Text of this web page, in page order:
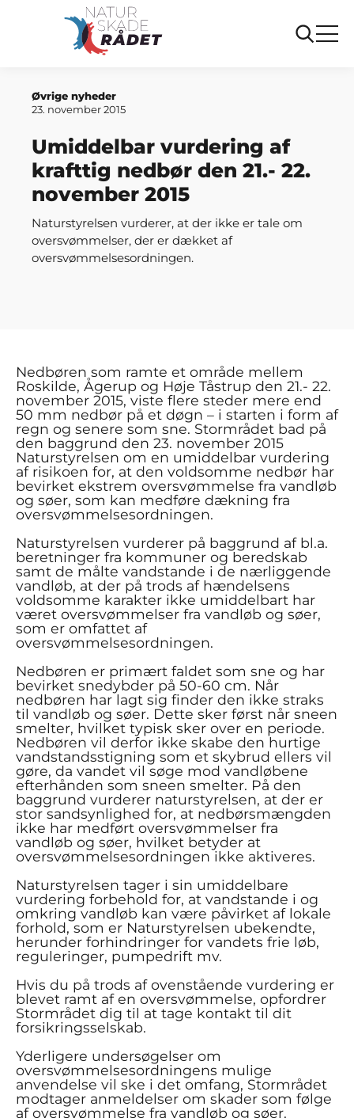
Umiddelbar vurdering af krafttig nedbør den 21.- 22.
november 2015
Øvrige nyheder
23. november 2015
Umiddelbar vurdering af
krafttig nedbør den 21.- 22.
november 2015
Naturstyrelsen vurderer, at der ikke er tale om
oversvømmelser, der er dækket af
oversvømmelsesordningen.
Nedbøren som ramte et område mellem
Roskilde, Ågerup og Høje Tåstrup den 21.- 22.
november 2015, viste flere steder mere end
50 mm nedbør på et døgn – i starten i form af
regn og senere som sne. Stormrådet bad på
den baggrund den 23. november 2015
Naturstyrelsen om en umiddelbar vurdering
af risikoen for, at den voldsomme nedbør har
bevirket ekstrem oversvømmelse fra vandløb
og søer, som kan medføre dækning fra
oversvømmelsesordningen.
Naturstyrelsen vurderer på baggrund af bl.a.
beretninger fra kommuner og beredskab
samt de målte vandstande i de nærliggende
vandløb, at der på trods af hændelsens
voldsomme karakter ikke umiddelbart har
været oversvømmelser fra vandløb og søer,
som er omfattet af
oversvømmelsesordningen.
Nedbøren er primært faldet som sne og har
bevirket snedybder på 50-60 cm. Når
nedbøren har lagt sig finder den ikke straks
til vandløb og søer. Dette sker først når sneen
smelter, hvilket typisk sker over en periode.
Nedbøren vil derfor ikke skabe den hurtige
vandstandsstigning som et skybrud ellers vil
gøre, da vandet vil søge mod vandløbene
efterhånden som sneen smelter. På den
baggrund vurderer naturstyrelsen, at der er
stor sandsynlighed for, at nedbørsmængden
ikke har medført oversvømmelser fra
vandløb og søer, hvilket betyder at
oversvømmelsesordningen ikke aktiveres.
Naturstyrelsen tager i sin umiddelbare
vurdering forbehold for, at vandstande i og
omkring vandløb kan være påvirket af lokale
forhold, som er Naturstyrelsen ubekendte,
herunder forhindringer for vandets frie løb,
reguleringer, pumpedrift mv.
Hvis du på trods af ovenstående vurdering er
blevet ramt af en oversvømmelse, opfordrer
Stormrådet dig til at tage kontakt til dit
forsikringsselskab.
Yderligere undersøgelser om
oversvømmelsesordningens mulige
anvendelse vil ske i det omfang, Stormrådet
modtager anmeldelser om skader som følge
af oversvømmelse fra vandløb og søer.